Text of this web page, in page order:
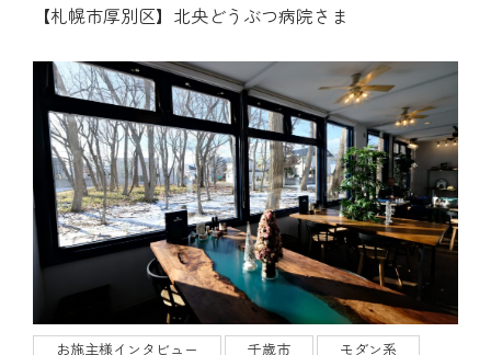
【札幌市厚別区】北央どうぶつ病院さま
お施主様インタビュー 千歳市
モダン系